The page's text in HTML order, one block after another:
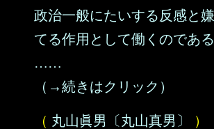
政治一般にたいする反感と
てる作用として働くのである
……
（→続きはクリック）
（ 丸山眞男〔丸山真男〕
）